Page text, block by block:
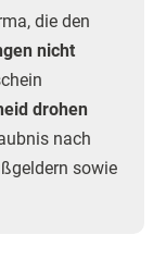
die den
nicht
drohen
nach
sowie